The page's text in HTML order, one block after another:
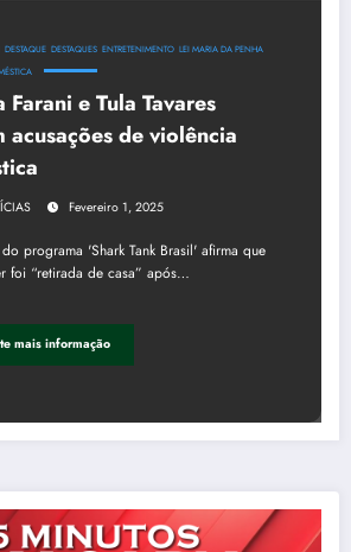
DESTAQUE DESTAQUES ENTRETENIMENTO LEI MARIA DA PENHA
Farani e Tula Tavares
acusações de violência
Fevereiro 1, 2025
do programa 'Shark Tank Brasil' afirma que
foi “retirada de casa” após…
mais informação